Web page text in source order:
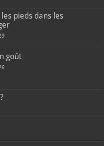
pieds dans les
goût